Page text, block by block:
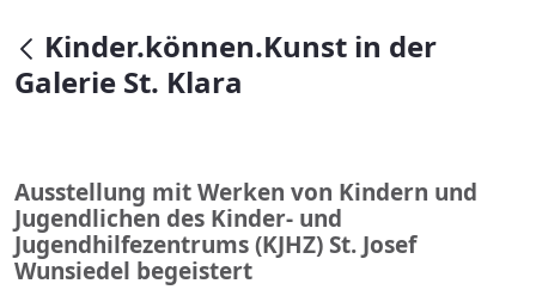
null
Kinder.können.Kunst in der
Galerie St. Klara
Ausstellung mit Werken von Kindern und
Jugendlichen des Kinder- und
Jugendhilfezentrums (KJHZ) St. Josef
Wunsiedel begeistert